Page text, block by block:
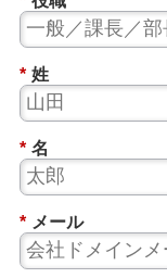
* 姓
* 名
* メール